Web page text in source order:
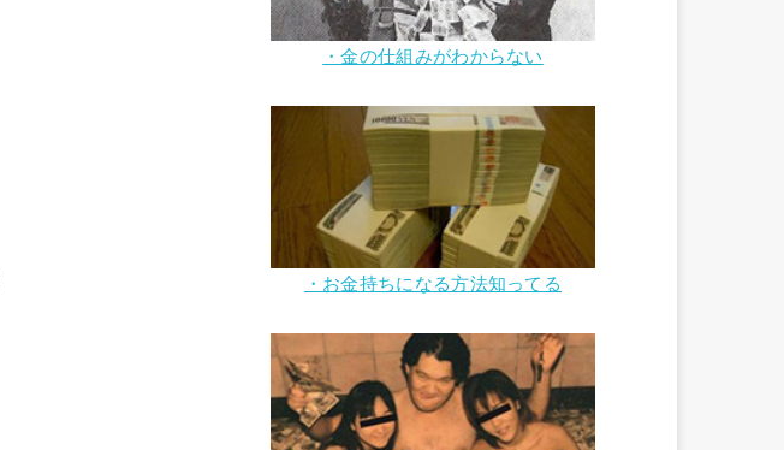
・金の仕組みがわからない
・お金持ちになる方法知ってる